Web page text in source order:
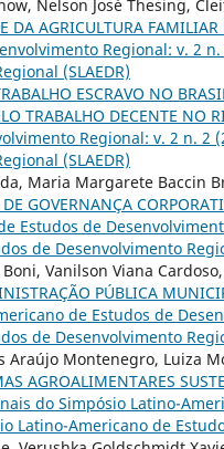
Nelson José Thesing,
DA AGRICULTURA
Regional: v. 2
(SLAEDR)
ESCRAVO NO
TRABALHO DECENTE NO
Regional: v. 2 n.
(SLAEDR)
Maria Margarete Baccin
DE GOVERNANÇA
Estudos de
de Desenvolvimento
Vanilson Viana
PÚBLICA
de Estudos de
de Desenvolvimento
Araújo Montenegro, Luiza
AGROALIMENTARES
do Simpósio Latino-
Latino-Americano de